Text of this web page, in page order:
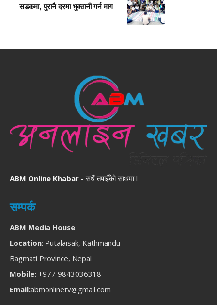
सडकमा, पुरानै दरमा भुक्तानी गर्न माग
ABM Online Khabar - सधैँ तपाईँको साथमा l
सम्पर्क
ABM Media House
Location: Putalaisak, Kathmandu
Bagmati Province, Nepal
Mobile: +977 9843036318
Email:abmonlinetv@gmail.com